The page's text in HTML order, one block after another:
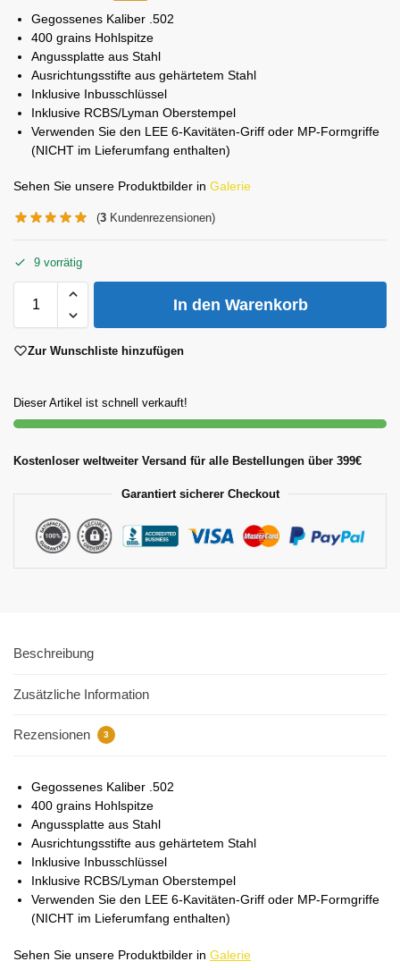
Gegossenes Kaliber .502
400 grains Hohlspitze
Angussplatte aus Stahl
Ausrichtungsstifte aus gehärtetem Stahl
Inklusive Inbusschlüssel
Inklusive RCBS/Lyman Oberstempel
Verwenden Sie den LEE 6-Kavitäten-Griff oder MP-Formgriffe
(NICHT im Lieferumfang enthalten)
Sehen Sie unsere Produktbilder in Galerie
(3 Kundenrezensionen)
9 vorrätig
In den Warenkorb
Zur Wunschliste hinzufügen
Dieser Artikel ist schnell verkauft!
Kostenloser weltweiter Versand für alle Bestellungen über 399€
Garantiert sicherer Checkout
Beschreibung
Zusätzliche Information
Rezensionen 3
Gegossenes Kaliber .502
400 grains Hohlspitze
Angussplatte aus Stahl
Ausrichtungsstifte aus gehärtetem Stahl
Inklusive Inbusschlüssel
Inklusive RCBS/Lyman Oberstempel
Verwenden Sie den LEE 6-Kavitäten-Griff oder MP-Formgriffe
(NICHT im Lieferumfang enthalten)
Sehen Sie unsere Produktbilder in Galerie